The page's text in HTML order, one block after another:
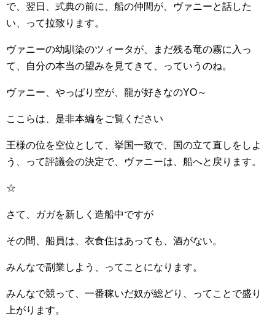
で、翌日、式典の前に、船の仲間が、ヴァニーと話した
い、って拉致ります。
ヴァニーの幼馴染のツィータが、まだ残る竜の霧に入っ
て、自分の本当の望みを見てきて、っていうのね。
ヴァニー、やっぱり空が、龍が好きなのYO～
ここらは、是非本編をご覧ください
王様の位を空位として、挙国一致で、国の立て直しをしよ
う、って評議会の決定で、ヴァニーは、船へと戻ります。
☆
さて、ガガを新しく造船中ですが
その間、船員は、衣食住はあっても、酒がない。
みんなで副業しよう、ってことになります。
みんなで競って、一番稼いだ奴が総どり、ってことで盛り
上がります。